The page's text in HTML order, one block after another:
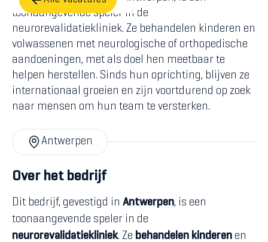
toonaangevende speler in de
neurorevalidatiekliniek. Ze behandelen kinderen en
volwassenen met neurologische of orthopedische
aandoeningen, met als doel hen meetbaar te
helpen herstellen. Sinds hun oprichting, blijven ze
internationaal groeien en zijn voortdurend op zoek
naar mensen om hun team te versterken.
Antwerpen
Over het bedrijf
Dit bedrijf, gevestigd in Antwerpen, is een
toonaangevende speler in de
neurorevalidatiekliniek. Ze behandelen kinderen en